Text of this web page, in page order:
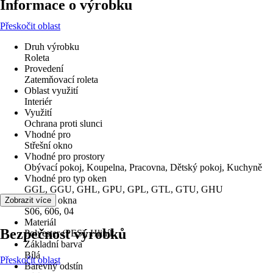
Informace o výrobku
Přeskočit oblast
Druh výrobku
Roleta
Provedení
Zatemňovací roleta
Oblast využití
Interiér
Využití
Ochrana proti slunci
Vhodné pro
Střešní okno
Vhodné pro prostory
Obývací pokoj, Koupelna, Pracovna, Dětský pokoj, Kuchyně
Vhodné pro typ oken
GGL, GGU, GHL, GPU, GPL, GTL, GTU, GHU
Velikost okna
S06, 606, 04
Materiál
Polyester (PES), Hliník
Základní barva
Bílá
Barevný odstín
Zobrazit více
Bezpečnost výrobků
Přeskočit oblast